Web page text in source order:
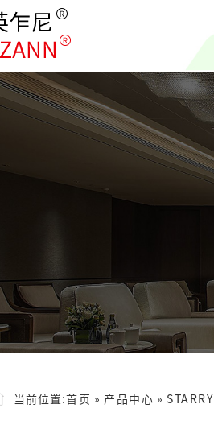
当前位置:首页 » 产品中心 » STARRY